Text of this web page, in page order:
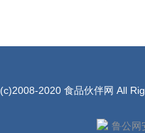
(c)2008-2020 食品伙伴网 All
鲁公网